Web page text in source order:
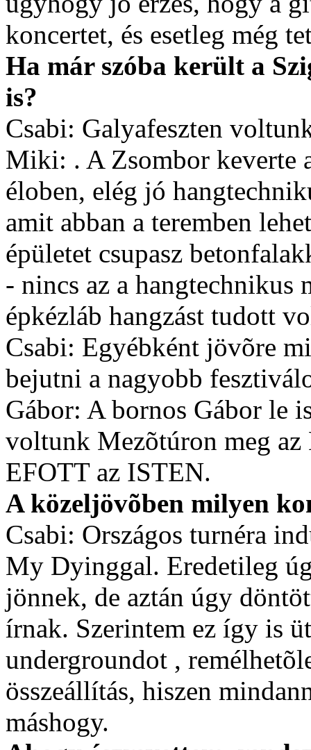
koncertet, és esetleg még
Ha már szóba került a
is?
Csabi: Galyafeszten
Miki: . A Zsombor keverte
éloben, elég jó
amit abban a teremben
épületet csupasz
- nincs az a hangtechnikus
épkézláb hangzást tudott
Csabi: Egyébként jövõre
bejutni a nagyobb
Gábor: A bornos Gábor le
voltunk Mezõtúron meg
EFOTT az ISTEN.
A közeljövõben milyen
Csabi: Országos turnéra
My Dyinggal. Eredetileg
jönnek, de aztán úgy
írnak. Szerintem ez így is
undergroundot ,
összeállítás, hiszen
máshogy.